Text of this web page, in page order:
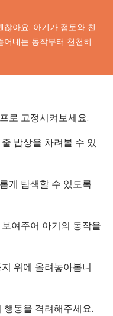
아요. 아기가 점토와 친
내는 동작부터 천천히
로 고정시켜보세요.
밥상을 차려볼 수 있
게 탐색할 수 있도록
여주어 아기의 동작을
위에 올려놓아봅니
동을 격려해주세요.